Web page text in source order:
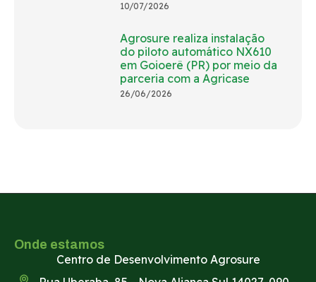
10/07/2026
Agrosure realiza instalação
do piloto automático NX610
em Goioerê (PR) por meio da
parceria com a Agricase
26/06/2026
Onde estamos
Centro de Desenvolvimento Agrosure